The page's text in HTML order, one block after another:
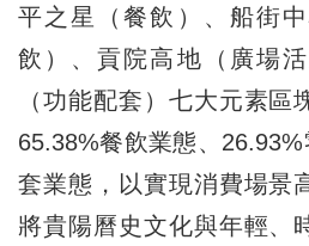
平之星（餐飲）、船街
飲）、貢院高地（廣場
（功能配套）七大元素區
65.38%餐飲業態、
套業態，以實現消費場景
將貴陽曆史文化與年輕、